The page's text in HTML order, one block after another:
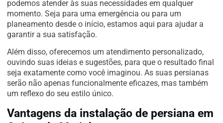
podemos atender às suas necessidades em qualquer
momento. Seja para uma emergência ou para um
planeamento desde o início, estamos aqui para ajudar a
garantir a sua satisfação.
Além disso, oferecemos um atendimento personalizado,
ouvindo suas ideias e sugestões, para que o resultado final
seja exatamente como você imaginou. As suas persianas
serão não apenas funcionalmente eficazes, mas também
um reflexo do seu estilo único.
Vantagens da instalação de persiana em